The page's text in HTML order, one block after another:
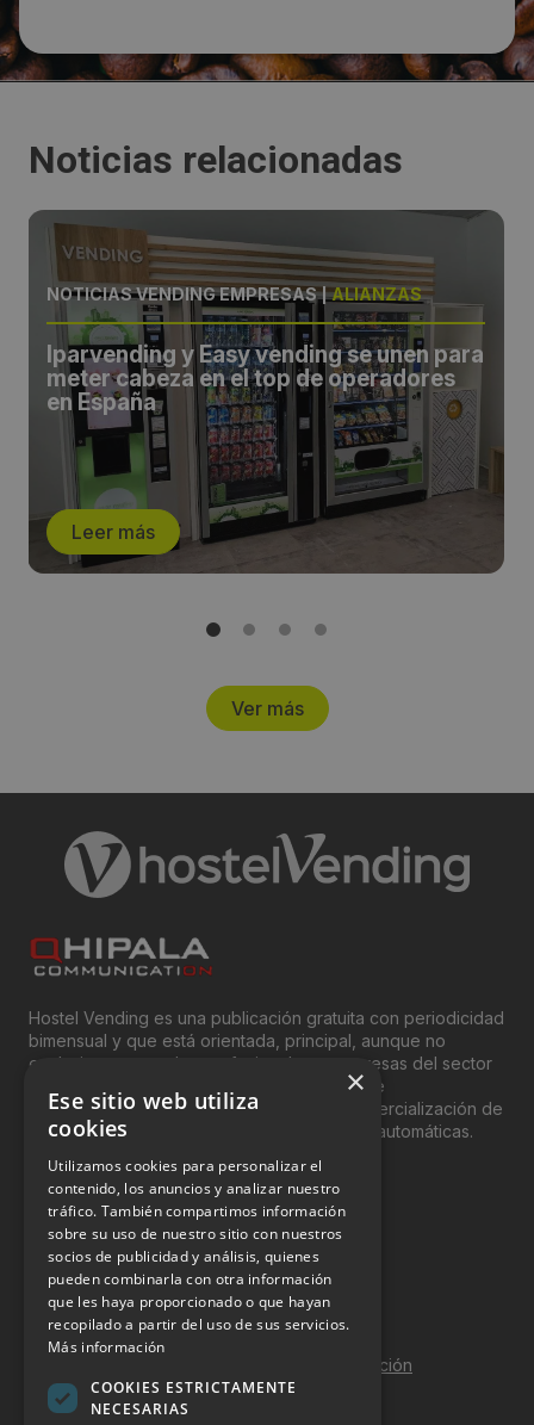
7233
Miércoles 03 Agosto 2016
Noticias relacionadas
NOTICIAS VENDING EMPRESAS|ALIANZAS
Iparvending y Easy vending se unen para
meter cabeza en el top de operadores
en España
Leer más
Ver más
Hostel Vending es una publicación gratuita con periodicidad
bimensual y que está orientada, principal, aunque no
exclusivamente, a los profesionales y empresas del sector
del “Vending”; nombre con el que se conoce
genéricamente entre profesionales a la comercialización de
productos y servicios a través de máquinas automáticas.
INFORMACIÓN LEGAL
Aviso Legal
Política de Privacidad
Política de Cookies
Política de calidad y seguridad de la información
Contacto
×
Ese sitio web utiliza
cookies
Utilizamos cookies para personalizar el
contenido, los anuncios y analizar nuestro
tráfico. También compartimos información
sobre su uso de nuestro sitio con nuestros
socios de publicidad y análisis, quienes
pueden combinarla con otra información
que les haya proporcionado o que hayan
recopilado a partir del uso de sus servicios.
Más información
COOKIES ESTRICTAMENTE
NECESARIAS